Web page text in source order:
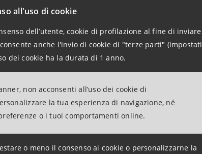
all'uso di cookie
dell’utente, cookie di profilazione al fine di inviare
anche l'invio di cookie di "terze parti" (impostati
dei cookie ha la durata di 1 anno.
non acconsenti all’uso dei cookie di
la tua esperienza di navigazione, né
o i tuoi comportamenti online.
o meno il consenso ai cookie o personalizzarne la
AL WORKSHOP